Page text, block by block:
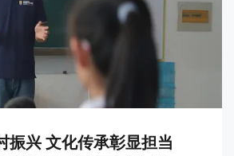
振兴 文化传承彰显担当